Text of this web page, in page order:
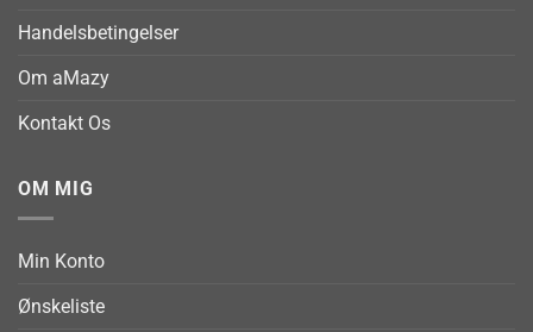
Handelsbetingelser
Om aMazy
Kontakt Os
OM MIG
Min Konto
Ønskeliste